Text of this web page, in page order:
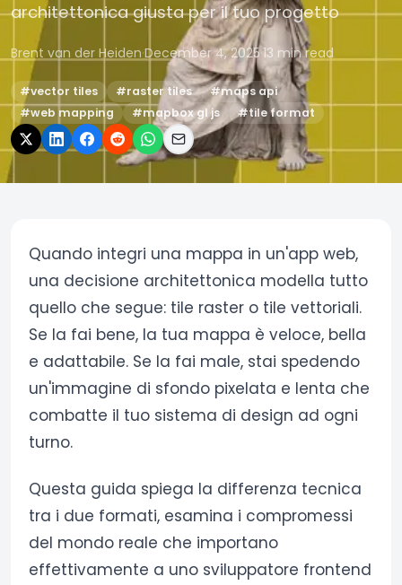
architettonica giusta per il tuo progetto
Brent van der Heiden·December 4, 2025·13 min read
#vector tiles #raster tiles #maps api
#web mapping #mapbox gl js #tile format
Quando integri una mappa in un'app web,
una decisione architettonica modella tutto
quello che segue: tile raster o tile vettoriali.
Se la fai bene, la tua mappa è veloce, bella
e adattabile. Se la fai male, stai spedendo
un'immagine di sfondo pixelata e lenta che
combatte il tuo sistema di design ad ogni
turno.
Questa guida spiega la differenza tecnica
tra i due formati, esamina i compromessi
del mondo reale che importano
effettivamente a uno sviluppatore frontend